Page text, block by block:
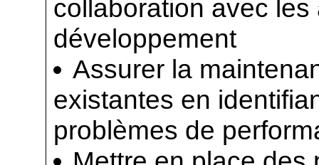
collaboration avec
développement
Assurer la
existantes en
problèmes de